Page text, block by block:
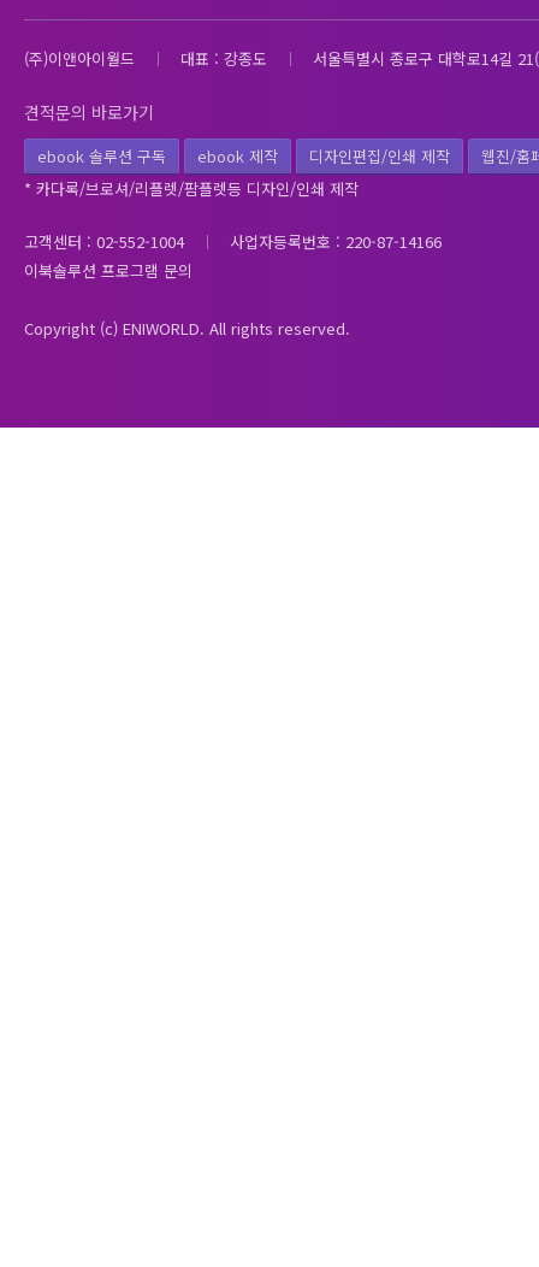
(주)이앤아이월드 대표 : 강종도 서울특별시 종로구 대학로14길
견적문의 바로가기
ebook 솔루션 구독 ebook 제작 디자인편집/인쇄 제작
웹진/홈
* 카다록/브로셔/리플렛/팜플렛등 디자인/인쇄 제작
고객센터 : 02-552-1004
사업자등록번호 : 220-87-14166
이북솔루션 프로그램 문의
Copyright (c) ENIWORLD. All rights reserved.